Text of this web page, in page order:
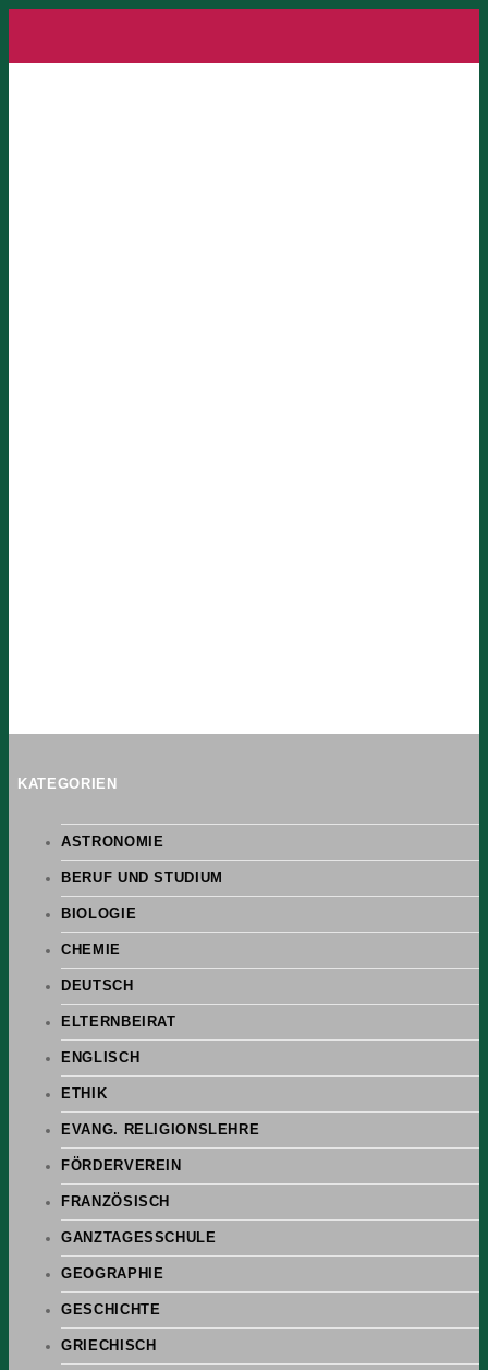
KATEGORIEN
ASTRONOMIE
BERUF UND STUDIUM
BIOLOGIE
CHEMIE
DEUTSCH
ELTERNBEIRAT
ENGLISCH
ETHIK
EVANG. RELIGIONSLEHRE
FÖRDERVEREIN
FRANZÖSISCH
GANZTAGESSCHULE
GEOGRAPHIE
GESCHICHTE
GRIECHISCH